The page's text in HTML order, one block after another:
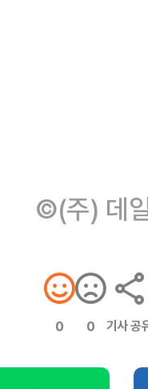
©(주) 데
0 0 기사 공